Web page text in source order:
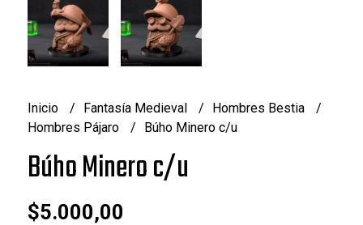
Inicio Fantasía Medieval
Hombres Bestia
Hombres Pájaro
Búho Minero c/u
Búho Minero c/u
$5.000,00